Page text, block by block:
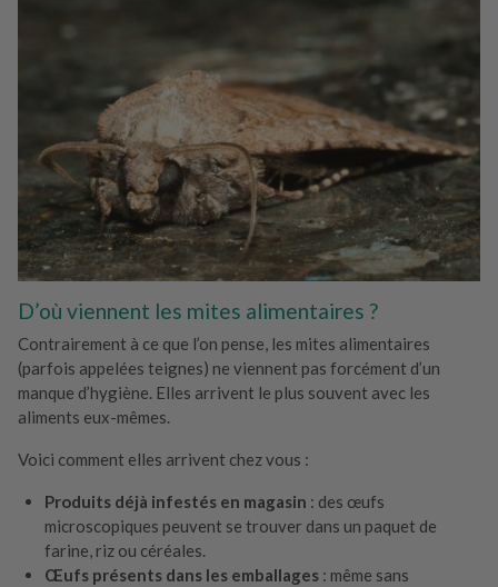
D’où viennent les mites alimentaires ?
Contrairement à ce que l’on pense, les mites alimentaires
(parfois appelées teignes) ne viennent pas forcément d’un
manque d’hygiène. Elles arrivent le plus souvent avec les
aliments eux-mêmes.
Voici comment elles arrivent chez vous :
Produits déjà infestés en magasin : des œufs
microscopiques peuvent se trouver dans un paquet de
farine, riz ou céréales.
Œufs présents dans les emballages : même sans